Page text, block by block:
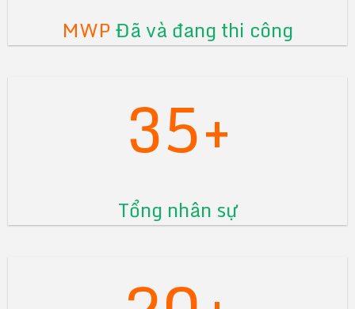
MWPĐã và đang thi công
35+
Tổng nhân sự